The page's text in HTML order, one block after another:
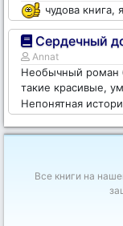
чудова книга,
Сердечный
Annat
Необычный роман
такие красивые,
Непонятная
Все книги на